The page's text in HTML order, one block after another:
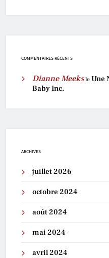
COMMENTAIRES RÉCENTS
Dianne Meeksle Une
Baby Inc.
ARCHIVES
juillet 2026
octobre 2024
août 2024
mai 2024
avril 2024